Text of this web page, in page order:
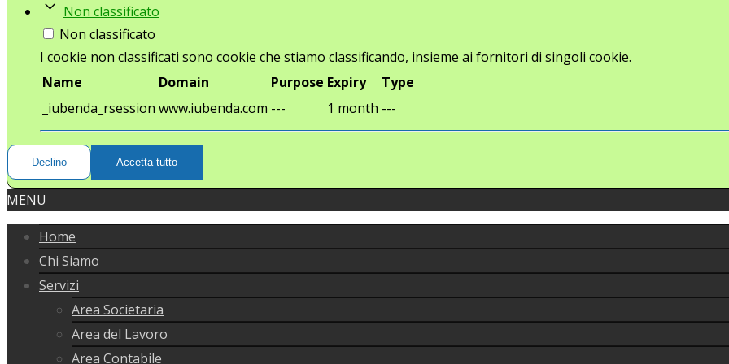
Non classificato
Non classificato
I cookie non classificati sono cookie che stiamo classificando, insieme ai fornitori di singoli cookie.
Name
Domain Purpose Expiry
Type
_iubenda_rsession www.iubenda.com --- 1 month ---
Declino Accetta tutto
MENU
Home
Chi Siamo
Servizi
Area Societaria
Area del Lavoro
Area Contabile